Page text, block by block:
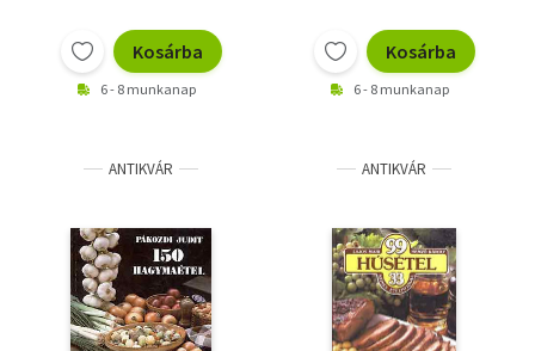
Kosárba
6 - 8 munkanap
Kosárba
6 - 8 munkanap
ANTIKVÁR ANTIKVÁR